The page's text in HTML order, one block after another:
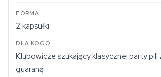
2 kapsułki
Klubowicze szukający klasycznej party pill
guaraną